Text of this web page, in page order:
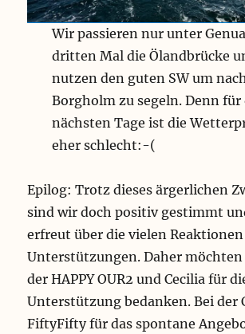
Wir passieren nur unter
dritten Mal die Ölandbrücke
nutzen den guten SW um
Borgholm zu segeln. Denn für
nächsten Tage ist die
eher schlecht:-(
Epilog: Trotz dieses ärgerlichen
sind wir doch positiv gestimmt
erfreut über die vielen
Unterstützungen. Daher
der HAPPY OUR2 und Cecilia für
Unterstützung bedanken. Bei der
FiftyFifty für das spontane